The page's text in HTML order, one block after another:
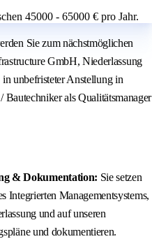
45000 - 65000 € pro Jahr.
Sie zum nächstmöglichen
GmbH, Niederlassung
unbefristeter Anstellung in
als Qualitätsmanager
& Dokumentation: Sie setzen
Integrierten Managementsystems,
und auf unseren
und dokumentieren.